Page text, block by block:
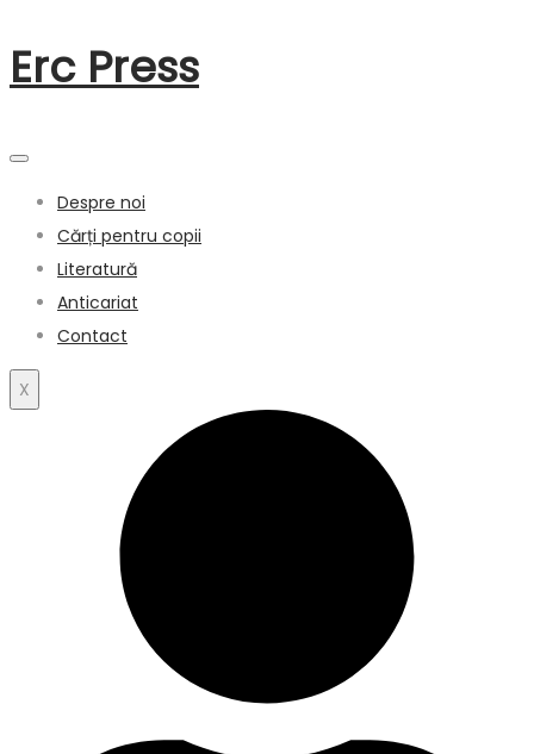
Erc Press
Despre noi
Cărți pentru copii
Literatură
Anticariat
Contact
X